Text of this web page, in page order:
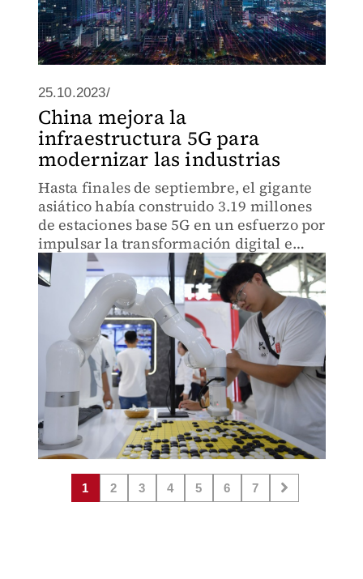
25.10.2023/
China mejora la
infraestructura 5G para
modernizar las industrias
Hasta finales de septiembre, el gigante
asiático había construido 3.19 millones
de estaciones base 5G en un esfuerzo por
impulsar la transformación digital e
inteligente de la economía real
1 2 3 4 5 6 7